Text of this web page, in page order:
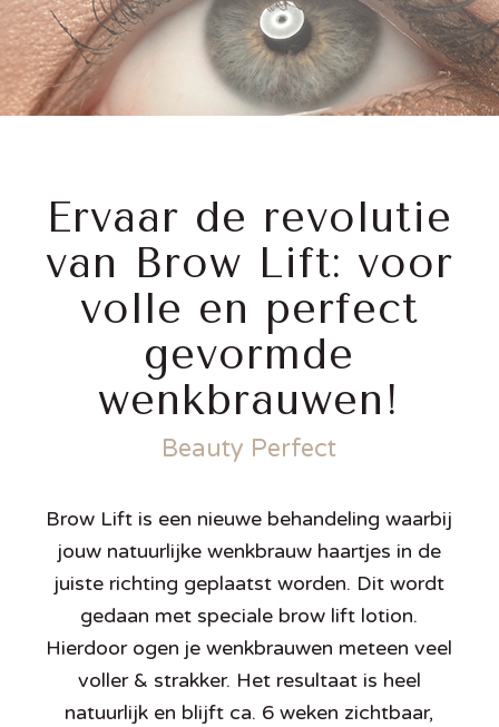
Ervaar de revolutie
van Brow Lift: voor
volle en perfect
gevormde
wenkbrauwen!
Beauty Perfect
Brow Lift is een nieuwe behandeling waarbij
jouw natuurlijke wenkbrauw haartjes in de
juiste richting geplaatst worden. Dit wordt
gedaan met speciale brow lift lotion.
Hierdoor ogen je wenkbrauwen meteen veel
voller & strakker. Het resultaat is heel
natuurlijk en blijft ca. 6 weken zichtbaar,